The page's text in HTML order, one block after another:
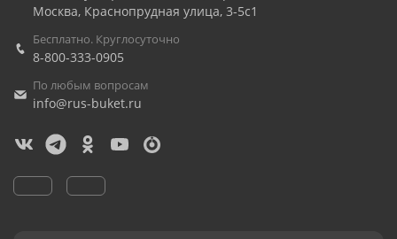
Москва, Краснопрудная улица, 3-5с1
Бесплатно. Круглосуточно
8-800-333-0905
По любым вопросам
info@rus-buket.ru